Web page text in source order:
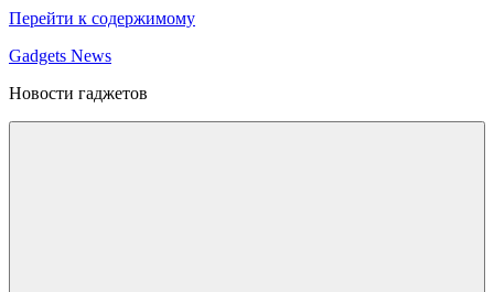
Перейти к содержимому
Gadgets News
Новости гаджетов